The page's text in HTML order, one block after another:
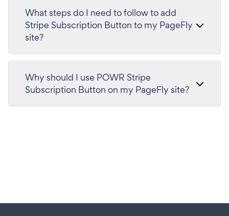
What steps do I need to follow to add
Stripe Subscription Button to my PageFly
site?
Why should I use POWR Stripe
Subscription Button on my PageFly site?